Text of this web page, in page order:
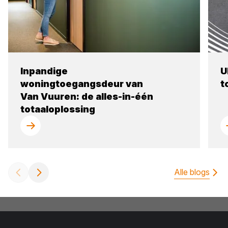
Inpandige
woningtoegangsdeur van
Van Vuuren: de alles-in-één
totaaloplossing
Alle blogs